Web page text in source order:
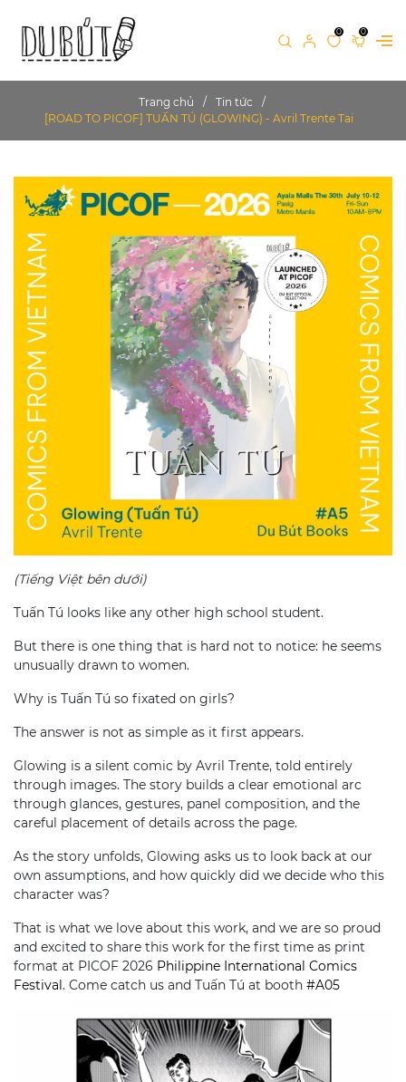
0 0
Trang chủ
Tin tức
[ROAD TO PICOF] TUẤN TÚ (GLOWING) - Avril Trente Tai
(Tiếng Việt bên dưới)
Tuấn Tú looks like any other high school student.
But there is one thing that is hard not to notice: he seems
unusually drawn to women.
Why is Tuấn Tú so fixated on girls?
The answer is not as simple as it first appears.
Glowing is a silent comic by Avril Trente, told entirely
through images. The story builds a clear emotional arc
through glances, gestures, panel composition, and the
careful placement of details across the page.
As the story unfolds, Glowing asks us to look back at our
own assumptions, and how quickly did we decide who this
character was?
That is what we love about this work, and we are so proud
and excited to share this work for the first time as print
format at PICOF 2026 Philippine International Comics
Festival. Come catch us and Tuấn Tú at booth #A05